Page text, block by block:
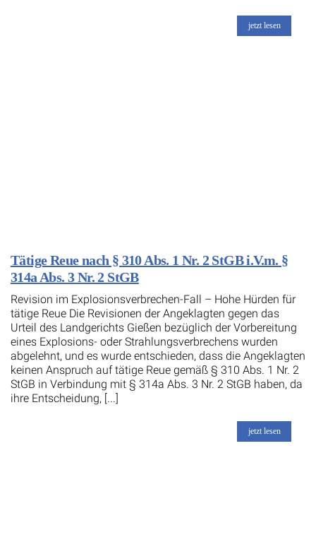
jetzt lesen
Tätige Reue nach § 310 Abs. 1 Nr. 2 StGB i.V.m. §
314a Abs. 3 Nr. 2 StGB
Revision im Explosionsverbrechen-Fall – Hohe Hürden für
tätige Reue Die Revisionen der Angeklagten gegen das
Urteil des Landgerichts Gießen bezüglich der Vorbereitung
eines Explosions- oder Strahlungsverbrechens wurden
abgelehnt, und es wurde entschieden, dass die Angeklagten
keinen Anspruch auf tätige Reue gemäß § 310 Abs. 1 Nr. 2
StGB in Verbindung mit § 314a Abs. 3 Nr. 2 StGB haben, da
ihre Entscheidung, [...]
jetzt lesen